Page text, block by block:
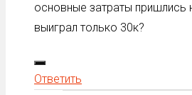
основные затраты пришлись
выиграл только 30к?
Ответить